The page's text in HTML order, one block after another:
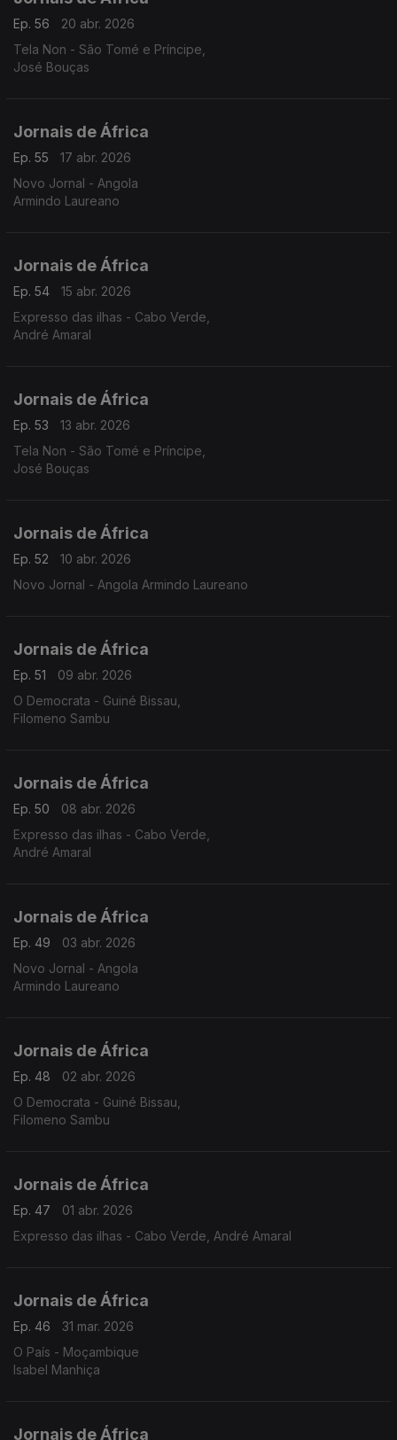
Ep. 56
20 abr. 2026
Tela Non - São Tomé e Príncipe,
José Bouças
Jornais de África
Ep. 55
17 abr. 2026
Novo Jornal - Angola
Armindo Laureano
Jornais de África
Ep. 54
15 abr. 2026
Expresso das ilhas - Cabo Verde,
André Amaral
Jornais de África
Ep. 53
13 abr. 2026
Tela Non - São Tomé e Príncipe,
José Bouças
Jornais de África
Ep. 52
10 abr. 2026
Novo Jornal - Angola Armindo Laureano
Jornais de África
Ep. 51
09 abr. 2026
O Democrata - Guiné Bissau,
Filomeno Sambu
Jornais de África
Ep. 50
08 abr. 2026
Expresso das ilhas - Cabo Verde,
André Amaral
Jornais de África
Ep. 49
03 abr. 2026
Novo Jornal - Angola
Armindo Laureano
Jornais de África
Ep. 48
02 abr. 2026
O Democrata - Guiné Bissau,
Filomeno Sambu
Jornais de África
Ep. 47
01 abr. 2026
Expresso das ilhas - Cabo Verde, André Amaral
Jornais de África
Ep. 46
31 mar. 2026
O País - Moçambique
Isabel Manhiça
Jornais de África